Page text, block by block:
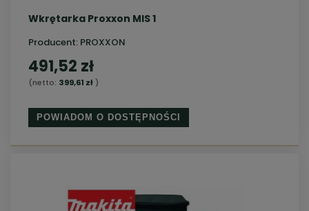
Wkrętarka Proxxon MIS 1
Producent: PROXXON
491,52 zł
(netto: 399,61 zł)
POWIADOM O DOSTĘPNOŚCI